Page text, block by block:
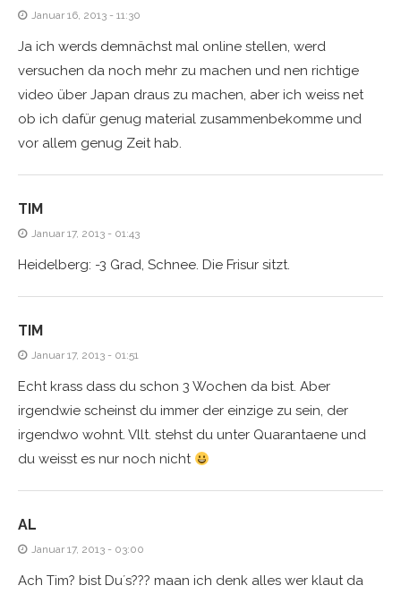
Januar 16, 2013 - 11:30
Ja ich werds demnächst mal online stellen, werd
versuchen da noch mehr zu machen und nen richtige
video über Japan draus zu machen, aber ich weiss net
ob ich dafür genug material zusammenbekomme und
vor allem genug Zeit hab.
TIM
Januar 17, 2013 - 01:43
Heidelberg: -3 Grad, Schnee. Die Frisur sitzt.
TIM
Januar 17, 2013 - 01:51
Echt krass dass du schon 3 Wochen da bist. Aber
irgendwie scheinst du immer der einzige zu sein, der
irgendwo wohnt. Vllt. stehst du unter Quarantaene und
du weisst es nur noch nicht
AL
Januar 17, 2013 - 03:00
Ach Tim? bist Du´s??? maan ich denk alles wer klaut da